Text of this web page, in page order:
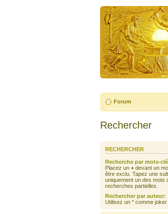
Forum
Rechercher
RECHERCHER
Recherche par mots-
Placez un +devant un
être exclu. Tapez une
uniquement un des mots
recherches partielles.
Rechercher par auteur:
Utilisez un * comme